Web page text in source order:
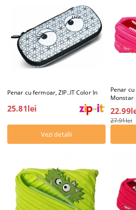
Penar cu fermoar, ZIP..IT Color In
25.81lei
Vezi detalii
Penar
Monstar
27.91lei